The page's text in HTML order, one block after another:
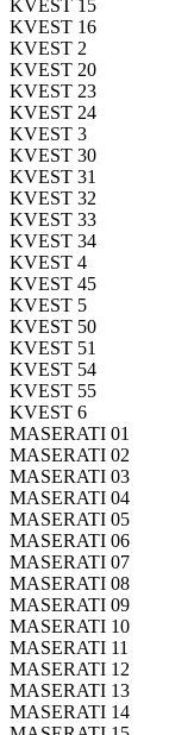
KVEST 15
KVEST 16
KVEST 2
KVEST 20
KVEST 23
KVEST 24
KVEST 3
KVEST 30
KVEST 31
KVEST 32
KVEST 33
KVEST 34
KVEST 4
KVEST 45
KVEST 5
KVEST 50
KVEST 51
KVEST 54
KVEST 55
KVEST 6
MASERATI 01
MASERATI 02
MASERATI 03
MASERATI 04
MASERATI 05
MASERATI 06
MASERATI 07
MASERATI 08
MASERATI 09
MASERATI 10
MASERATI 11
MASERATI 12
MASERATI 13
MASERATI 14